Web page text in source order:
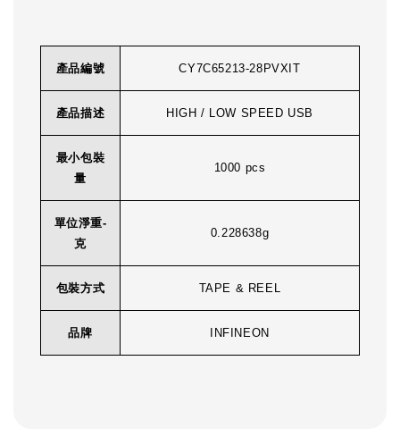
產品編號 CY7C65213-28PVXIT
產品描述 HIGH / LOW SPEED USB
最小包裝
量
1000 pcs
單位淨重-
克
0.228638g
包裝方式 TAPE & REEL
品牌 INFINEON